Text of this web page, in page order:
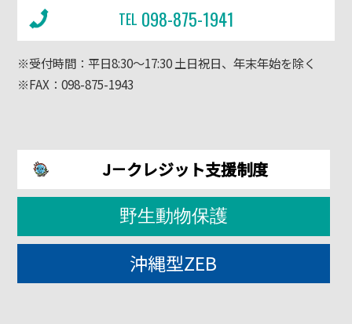
TEL 098-875-1941
※受付時間：平日8:30～17:30 土日祝日、年末年始を除く
※FAX：098-875-1943
J－クレジット支援制度
野生動物保護
沖縄型ZEB